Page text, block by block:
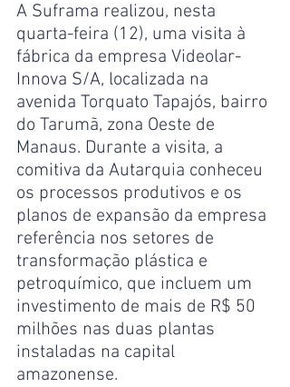
A Suframa realizou, nesta
quarta-feira (12), uma visita à
fábrica da empresa Videolar-
Innova S/A, localizada na
avenida Torquato Tapajós, bairro
do Tarumã, zona Oeste de
Manaus. Durante a visita, a
comitiva da Autarquia conheceu
os processos produtivos e os
planos de expansão da empresa
referência nos setores de
transformação plástica e
petroquímico, que incluem um
investimento de mais de R$ 50
milhões nas duas plantas
instaladas na capital
amazonense.